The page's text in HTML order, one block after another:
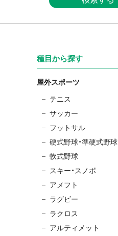
種目から探す
屋外スポーツ
テニス
サッカー
フットサル
硬式野球・準硬式野球
軟式野球
スキー・スノボ
アメフト
ラグビー
ラクロス
アルティメット